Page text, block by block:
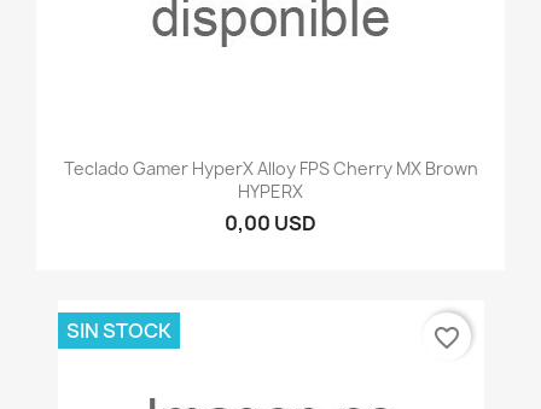
Teclado Gamer HyperX Alloy FPS Cherry MX Brown
HYPERX
0,00 USD
SIN STOCK favorite_border